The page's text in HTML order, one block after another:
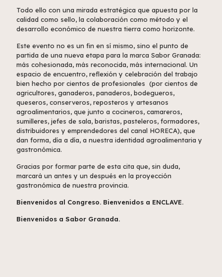
Todo ello con una mirada estratégica que apuesta por la
calidad como sello, la colaboración como método y el
desarrollo económico de nuestra tierra como horizonte.
Este evento no es un fin en sí mismo, sino el punto de
partida de una nueva etapa para la marca Sabor Granada:
más cohesionada, más reconocida, más internacional. Un
espacio de encuentro, reflexión y celebración del trabajo
bien hecho por cientos de profesionales (por cientos de
agricultores, ganaderos, panaderos, bodegueros,
queseros, conserveros, reposteros y artesanos
agroalimentarios, que junto a cocineros, camareros,
sumilleres, jefes de sala, baristas, pasteleros, formadores,
distribuidores y emprendedores del canal HORECA), que
dan forma, día a día, a nuestra identidad agroalimentaria y
gastronómica.
Gracias por formar parte de esta cita que, sin duda,
marcará un antes y un después en la proyección
gastronómica de nuestra provincia.
Bienvenidos al Congreso. Bienvenidos a ENCLAVE.
Bienvenidos a Sabor Granada.